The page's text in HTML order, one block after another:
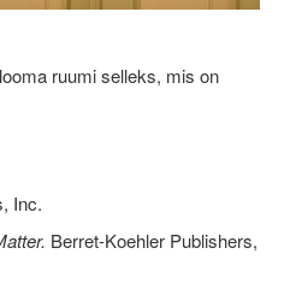
ruumi selleks, mis on
Inc.
Berret-Koehler Publishers,